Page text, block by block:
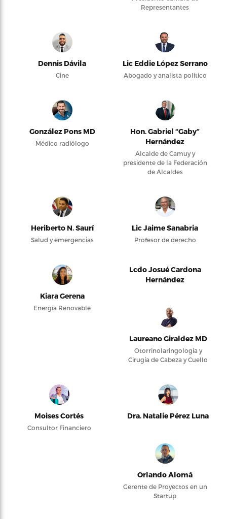
Representantes
Dennis Dávila
Cine
Lic Eddie López Serrano
Abogado y analista político
González Pons MD
Médico radiólogo
Hon. Gabriel “Gaby”
Hernández
Alcalde de Camuy y
presidente de la Federación
de Alcaldes
Heriberto N. Saurí
Salud y emergencias
Lic Jaime Sanabria
Profesor de derecho
Kiara Gerena
Energía Renovable
Lcdo Josué Cardona
Hernández
Laureano Giraldez MD
Otorrinolaringología y
Cirugía de Cabeza y Cuello
Moises Cortés
Consultor Financiero
Dra. Natalie Pérez Luna
Orlando Alomá
Gerente de Proyectos en un
Startup